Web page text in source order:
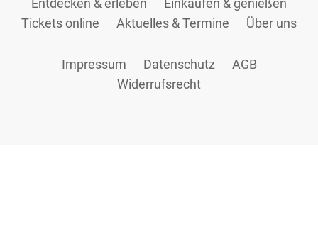
Entdecken & erleben
Einkaufen & genießen
Tickets online
Aktuelles & Termine Über uns
Impressum Datenschutz
AGB
Widerrufsrecht